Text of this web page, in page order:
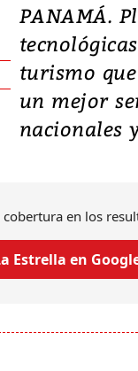
PANAMÁ.
turismo
un mejor
nacionales
en los
Estrella en
en